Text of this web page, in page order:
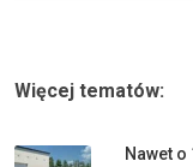
Więcej tematów:
Nawet